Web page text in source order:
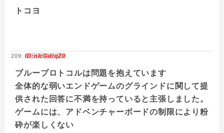
トコヨ
209:ID:nIcGdtqZ0
ブループロトコルは問題を抱えています
全体的な弱いエンドゲームのグラインドに関して提
供された回答に不満を持っていると主張しました。
ゲームには、アドベンチャーボードの制限により粉
砕が楽しくない